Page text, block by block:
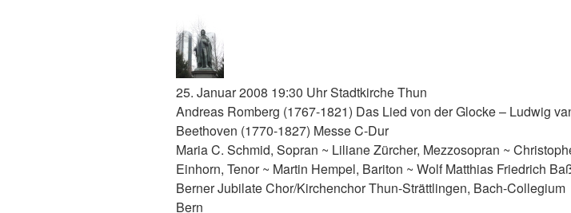
25. Januar 2008 19:30 Uhr Stadtkirche Thun
Andreas Romberg (1767-1821) Das Lied von der Glocke – Ludwig
Beethoven (1770-1827) Messe C-Dur
Maria C. Schmid, Sopran ~ Liliane Zürcher, Mezzosopran ~
Einhorn, Tenor ~ Martin Hempel, Bariton ~ Wolf Matthias Friedrich
Berner Jubilate Chor/Kirchenchor Thun-Strättlingen, Bach-Collegium
Bern